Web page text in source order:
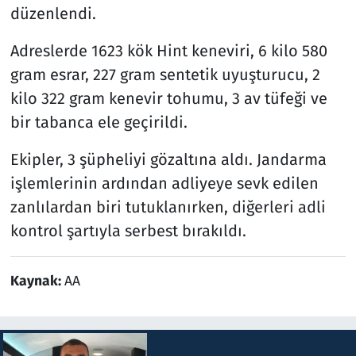
düzenlendi.
Adreslerde 1623 kök Hint keneviri, 6 kilo 580
gram esrar, 227 gram sentetik uyuşturucu, 2
kilo 322 gram kenevir tohumu, 3 av tüfeği ve
bir tabanca ele geçirildi.
Ekipler, 3 şüpheliyi gözaltına aldı. Jandarma
işlemlerinin ardından adliyeye sevk edilen
zanlılardan biri tutuklanırken, diğerleri adli
kontrol şartıyla serbest bırakıldı.
Kaynak:AA
Spor
Teknoloji ve Bilim
Televizyon